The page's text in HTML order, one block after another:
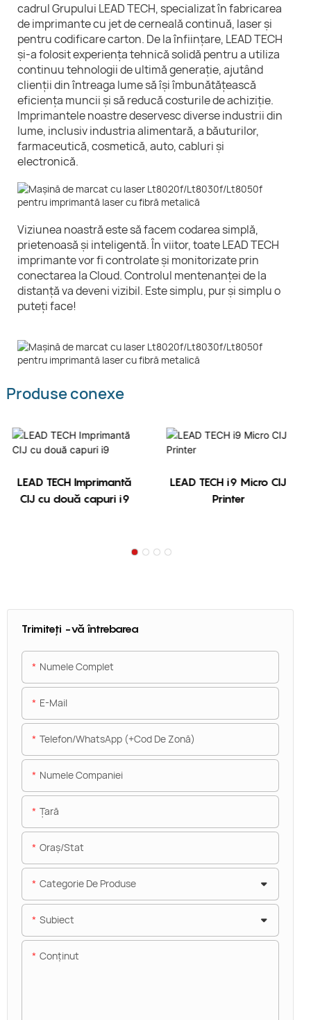
cadrul Grupului LEAD TECH, specializat în fabricarea
de imprimante cu jet de cerneală continuă, laser și
pentru codificare carton. De la înființare, LEAD TECH
și-a folosit experiența tehnică solidă pentru a utiliza
continuu tehnologii de ultimă generație, ajutând
clienții din întreaga lume să își îmbunătățească
eficiența muncii și să reducă costurile de achiziție.
Imprimantele noastre deservesc diverse industrii din
lume, inclusiv industria alimentară, a băuturilor,
farmaceutică, cosmetică, auto, cabluri și
electronică.
Viziunea noastră este să facem codarea simplă,
prietenoasă și inteligentă. În viitor, toate LEAD TECH
imprimante vor fi controlate și monitorizate prin
conectarea la Cloud. Controlul mentenanței de la
distanță va deveni vizibil. Este simplu, pur și simplu o
puteți face!
Produse conexe
LEAD TECH Imprimantă
CIJ cu două capuri i9
LEAD TECH i9 Micro CIJ
Printer
Trimiteți -vă întrebarea
Numele Complet
E-Mail
Telefon/WhatsApp (+Cod De Zonă)
Numele Companiei
Ţară
Oraș/stat
Categorie De Produse
Subiect
Conţinut